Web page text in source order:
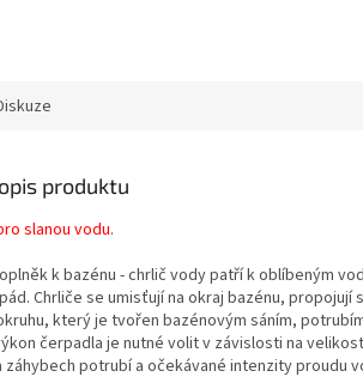
produktu
slanou vodu.
k bazénu - chrlič vody patří k oblíbeným
Chrliče se umisťují na okraj bazénu, propojují
který je tvořen bazénovým sáním,
čerpadla je nutné volit v závislosti na
potrubí a očekávané intenzity proudu